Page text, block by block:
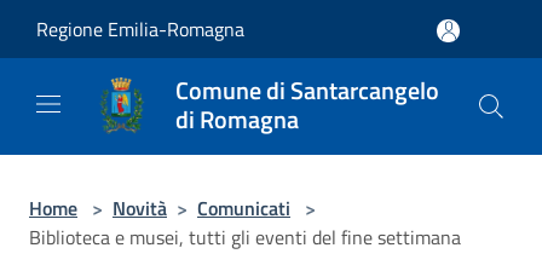
Regione Emilia-Romagna
Comune di Santarcangelo
di Romagna
Home > Novità > Comunicati >
Biblioteca e musei, tutti gli eventi del fine settimana